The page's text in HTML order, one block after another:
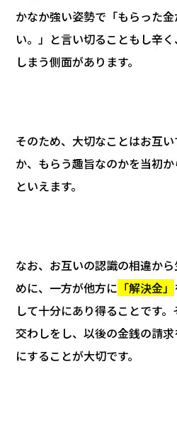
かなか強い姿勢で「もらった
い。」と言い切ることもし辛
しまう側面があります。
そのため、大切なことはお互
か、もらう趣旨なのかを当初
といえます。
なお、お互いの認識の相違か
めに、一方が他方に 「解決金」
して十分にあり得ることです
交わしをし、以後の金銭の請
にすることが大切です。